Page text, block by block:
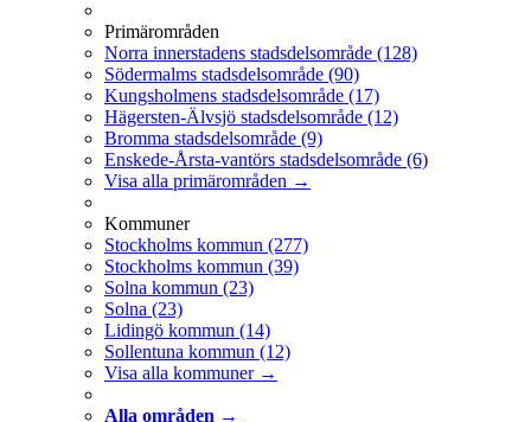
Primärområden
Norra innerstadens stadsdelsområde (128)
Södermalms stadsdelsområde (90)
Kungsholmens stadsdelsområde (17)
Hägersten-Älvsjö stadsdelsområde (12)
Bromma stadsdelsområde (9)
Enskede-Årsta-vantörs stadsdelsområde (6)
Visa alla primärområden →
Kommuner
Stockholms kommun (277)
Stockholms kommun (39)
Solna kommun (23)
Solna (23)
Lidingö kommun (14)
Sollentuna kommun (12)
Visa alla kommuner →
Alla områden →